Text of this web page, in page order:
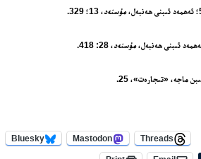
مۇسنەد، 13؛ 329.
مۇسنەد، 28: 418.
Threads
Mastodon
Bluesky